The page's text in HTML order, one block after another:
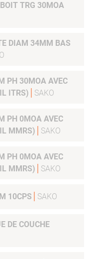
TRG 30MOA
DIAM 34MM BAS
PH 30MOA AVEC
ITRS)
SAKO
PH 0MOA AVEC
MMRS)
SAKO
PH 0MOA AVEC
MMRS)
SAKO
A1 338LM 10CPS SAKO
DE COUCHE